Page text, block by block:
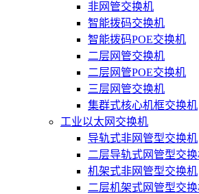
非网管交换机
智能拨码交换机
智能拨码POE交换机
二层网管交换机
二层网管POE交换机
三层网管交换机
集群式核心机框交换机
工业以太网交换机
导轨式非网管型交换机
二层导轨式网管型交
机架式非网管型交换机
二层机架式网管型交